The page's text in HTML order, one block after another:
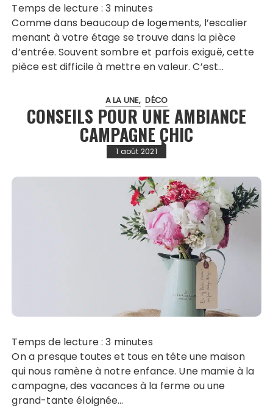
Temps de lecture :3 minutes
Comme dans beaucoup de logements, l’escalier
menant à votre étage se trouve dans la pièce
d’entrée. Souvent sombre et parfois exiguë, cette
pièce est difficile à mettre en valeur. C’est…
A LA UNE DÉCO
CONSEILS POUR UNE AMBIANCE
CAMPAGNE CHIC
1 août 2021
Temps de lecture :3 minutes
On a presque toutes et tous en tête une maison
qui nous ramène à notre enfance. Une mamie à la
campagne, des vacances à la ferme ou une
grand-tante éloignée…